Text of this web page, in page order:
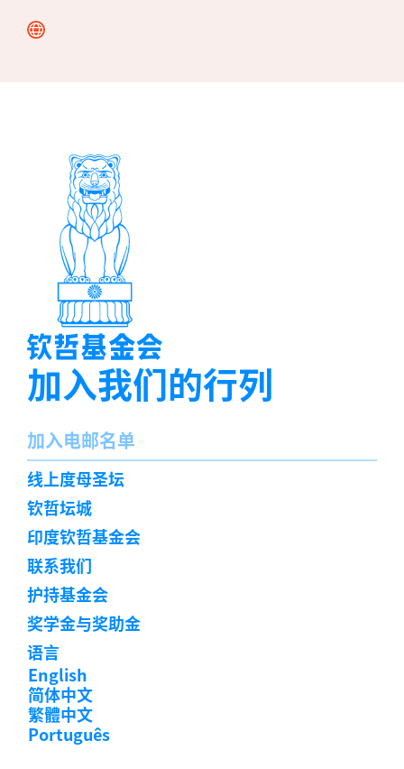
前
加入我们的行列
名
字
加入电邮名单
订
阅
线上度母圣坛
钦哲坛城
印度钦哲基金会
联系我们
护持基金会
奖学金与奖助金
语言
English
简体中文
繁體中文
Português